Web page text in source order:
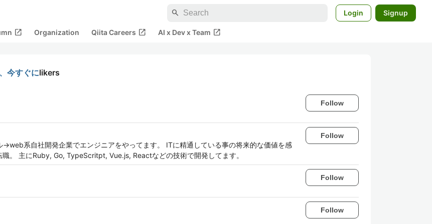
search Login Signup
open_in_new Organization Qiita Careers open_in_new AI x Dev x Team open_in_new
今すぐにlikers
Follow
系自社開発企業でエンジニアをやってます。 ITに精通している事の将来的な価値を感
。 主にRuby, Go, TypeScritpt, Vue.js, Reactなどの技術で開発してます。
Follow
Follow
Follow